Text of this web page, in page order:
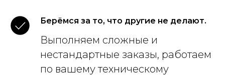
Берёмся за то, что другие не делают.
Выполняем сложные и
нестандартные заказы, работаем
по вашему техническому